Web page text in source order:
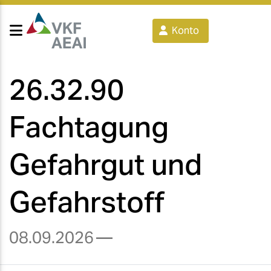
Konto
26.32.90
Fachtagung
Gefahrgut und
Gefahrstoff
08.09.2026—